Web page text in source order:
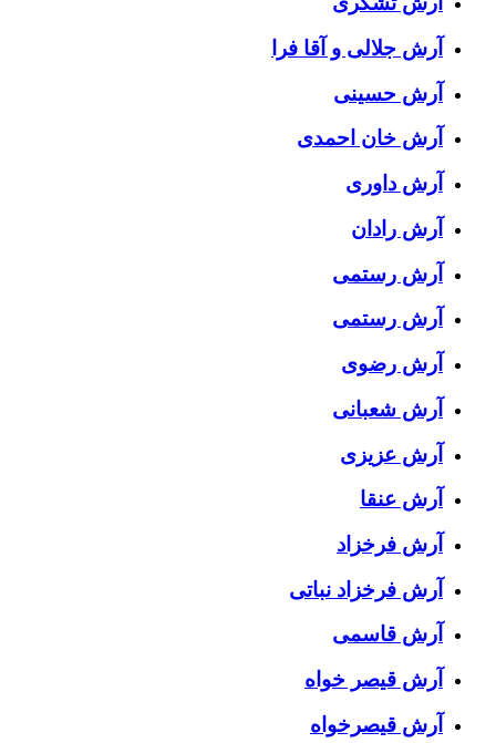
آرش جلالی و آقا فرا
آرش حسینی
آرش خان احمدی
آرش داوری
آرش رادان
آرش رستمى
آرش رستمی
آرش رضوی
آرش شعبانی
آرش عزیزی
آرش عنقا
آرش فرخزاد
آرش فرخزاد نباتی
آرش قاسمی
آرش قیصر خواه
آرش قیصرخواه